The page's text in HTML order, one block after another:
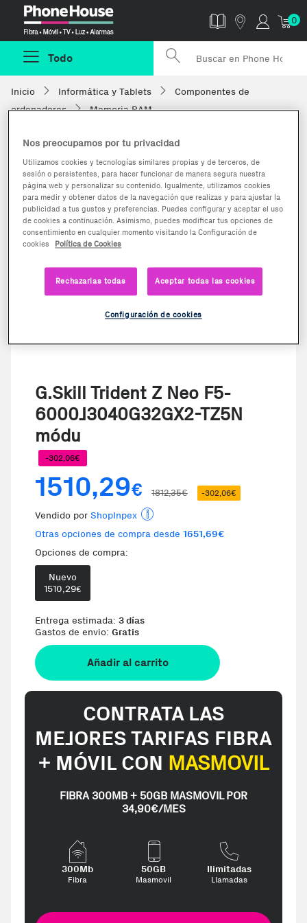
0
Todo
Inicio Informática y Tablets
Componentes de
ordenadores
Memoria RAM
G.Skill Trident Z Neo F5-
6000J3040G32GX2-TZ5N
módu
-302,06€
1510,29€ 1812,35€ -302,06€
Vendido por ShopInpex
Otras opciones de compra desde 1651,69€
Opciones de compra:
Nuevo
1510,29€
Entrega estimada: 3 días
Gastos de envio: Gratis
Añadir al carrito
CONTRATA LAS
MEJORES TARIFAS FIBRA
+ MÓVIL CON MASMOVIL
FIBRA 300MB + 50GB MASMOVIL POR
34,90€/MES
300Mb
Fibra
50GB
Masmovil
Ilimitadas
Llamadas
Nos preocupamos por tu privacidad
Utilizamos cookies y tecnologías similares propias y de terceros, de
sesión o persistentes, para hacer funcionar de manera segura nuestra
página web y personalizar su contenido. Igualmente, utilizamos cookies
para medir y obtener datos de la navegación que realizas y para ajustar la
publicidad a tus gustos y preferencias. Puedes configurar y aceptar el uso
de cookies a continuación. Asimismo, puedes modificar tus opciones de
consentimiento en cualquier momento visitando la Configuración de
cookies
Política de Cookies
Rechazarlas todas Aceptar todas las cookies
Configuración de cookies